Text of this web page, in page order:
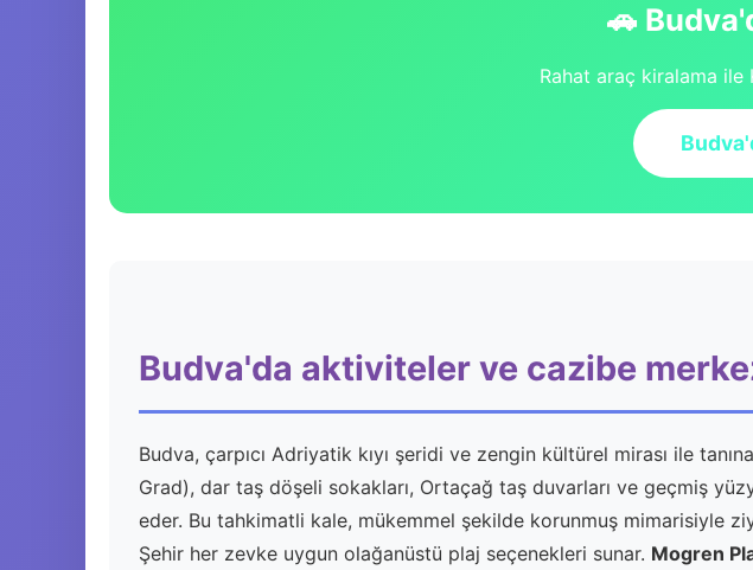
🚗
Rahat araç kiralama ile
Budva'da aktiviteler ve cazibe
Budva, çarpıcı Adriyatik kıyı şeridi ve zengin kültürel mirası ile
Grad), dar taş döşeli sokakları, Ortaçağ taş duvarları ve geçmiş
eder. Bu tahkimatli kale, mükemmel şekilde korunmuş mimarisiyle
Şehir her zevke uygun olağanüstü plaj seçenekleri sunar. Mogren